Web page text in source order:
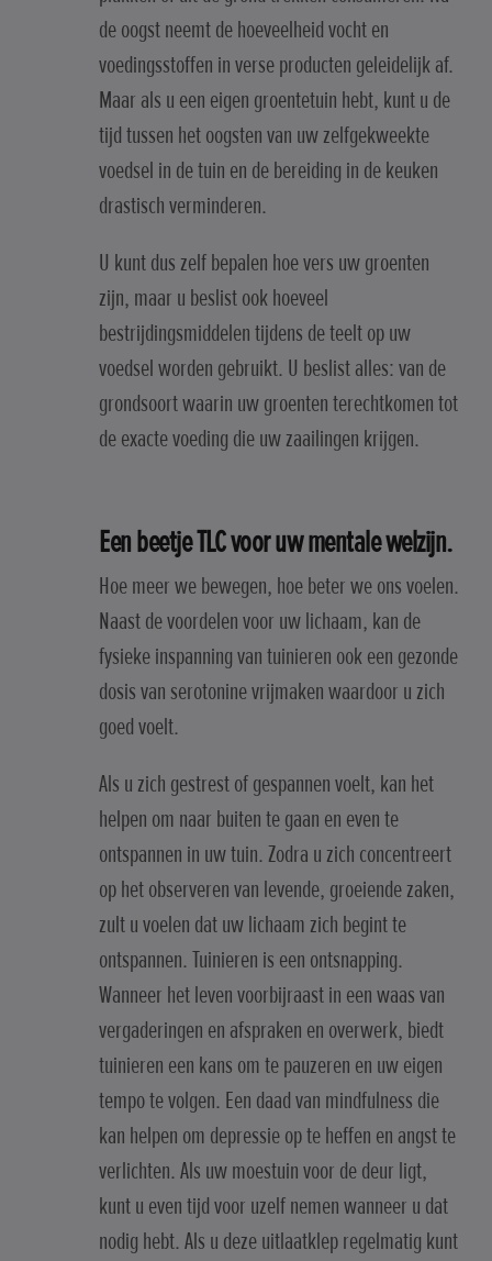
de oogst neemt de hoeveelheid vocht en
voedingsstoffen in verse producten geleidelijk af.
Maar als u een eigen groentetuin hebt, kunt u de
tijd tussen het oogsten van uw zelfgekweekte
voedsel in de tuin en de bereiding in de keuken
drastisch verminderen.
U kunt dus zelf bepalen hoe vers uw groenten
zijn, maar u beslist ook hoeveel
bestrijdingsmiddelen tijdens de teelt op uw
voedsel worden gebruikt. U beslist alles: van de
grondsoort waarin uw groenten terechtkomen tot
de exacte voeding die uw zaailingen krijgen.
Een beetje TLC voor uw mentale welzijn.
Hoe meer we bewegen, hoe beter we ons voelen.
Naast de voordelen voor uw lichaam, kan de
fysieke inspanning van tuinieren ook een gezonde
dosis van serotonine vrijmaken waardoor u zich
goed voelt.
Als u zich gestrest of gespannen voelt, kan het
helpen om naar buiten te gaan en even te
ontspannen in uw tuin. Zodra u zich concentreert
op het observeren van levende, groeiende zaken,
zult u voelen dat uw lichaam zich begint te
ontspannen. Tuinieren is een ontsnapping.
Wanneer het leven voorbijraast in een waas van
vergaderingen en afspraken en overwerk, biedt
tuinieren een kans om te pauzeren en uw eigen
tempo te volgen. Een daad van mindfulness die
kan helpen om depressie op te heffen en angst te
verlichten. Als uw moestuin voor de deur ligt,
kunt u even tijd voor uzelf nemen wanneer u dat
nodig hebt. Als u deze uitlaatklep regelmatig kunt